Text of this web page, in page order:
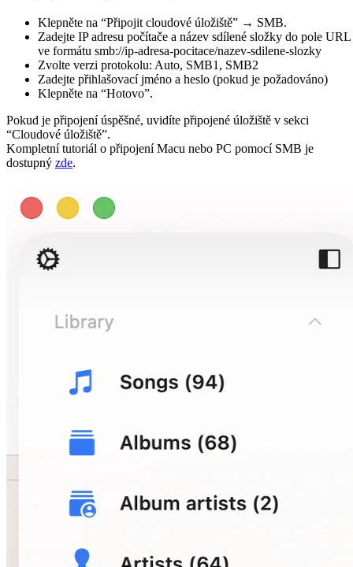
Klepněte na “Připojit cloudové úložiště” → SMB.
Zadejte IP adresu počítače a název sdílené složky do pole URL
ve formátu smb://ip-adresa-pocitace/nazev-sdilene-slozky
Zvolte verzi protokolu: Auto, SMB1, SMB2
Zadejte přihlašovací jméno a heslo (pokud je požadováno)
Klepněte na “Hotovo”.
Pokud je připojení úspěšné, uvidíte připojené úložiště v sekci
“Cloudové úložiště”.
Kompletní tutoriál o připojení Macu nebo PC pomocí SMB je
dostupný zde.